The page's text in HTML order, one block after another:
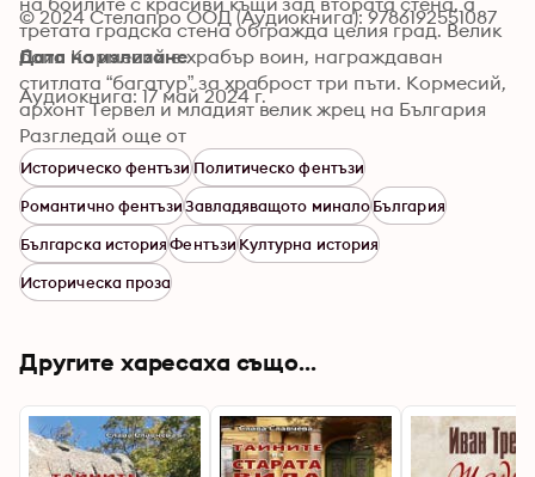
третата градска стена обгражда целия град. Велик
боил Кормесий е храбър воин, награждаван
ститлата “багатур” за храброст три пъти. Кормесий,
архонт Тервел и младият велик жрец на България
велик колобър Сонмер са израснали заедно и сега
съдбините на всички са в техни ръце. Боил
Кормесий изпитва пагубна страст към фината
Кали, дъщеря на един от седмочислениците –
Доксонос. Но Кали непрекъснато му отказва.
Новата държава се крепи на българи и словени.
Словените са племенноорганизирани в седем
боили) ръководи държавата. Ладония, кратко Лада
любимка на боговете и е отказала да се омъжва,
готви се за духовно посвещение при влъхвата на
© 2024 Стелапро ООД (Аудиокнига): 9786192551087
Дата на излизане
Аудиокнига: 17 май 2024 г.
Разгледай още от
Историческо фентъзиПолитическо фентъзи
Романтично фентъзиЗавладяващото миналоБългария
Българска историяФентъзиКултурна история
Историческа проза
Другите харесаха също...